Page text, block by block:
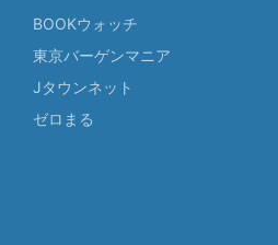
BOOKウォッチ
東京バーゲンマニア
Jタウンネット
ゼロまる